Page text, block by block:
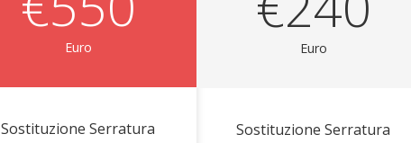
Euro
Sostituzione Serratura
Euro
Sostituzione Serratura